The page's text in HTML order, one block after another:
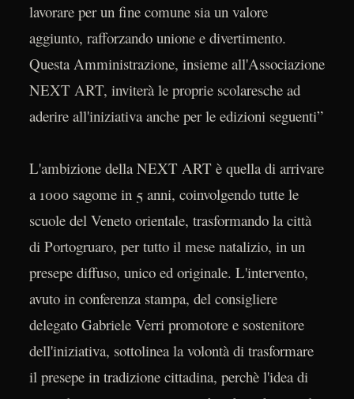
lavorare per un fine comune sia un valore
aggiunto, rafforzando unione e divertimento.
Questa Amministrazione, insieme all'Associazione
NEXT ART, inviterà le proprie scolaresche ad
aderire all'iniziativa anche per le edizioni seguenti”
L'ambizione della NEXT ART è quella di arrivare
a 1000 sagome in 5 anni, coinvolgendo tutte le
scuole del Veneto orientale, trasformando la città
di Portogruaro, per tutto il mese natalizio, in un
presepe diffuso, unico ed originale. L'intervento,
avuto in conferenza stampa, del consigliere
delegato Gabriele Verri promotore e sostenitore
dell'iniziativa, sottolinea la volontà di trasformare
il presepe in tradizione cittadina, perchè l'idea di